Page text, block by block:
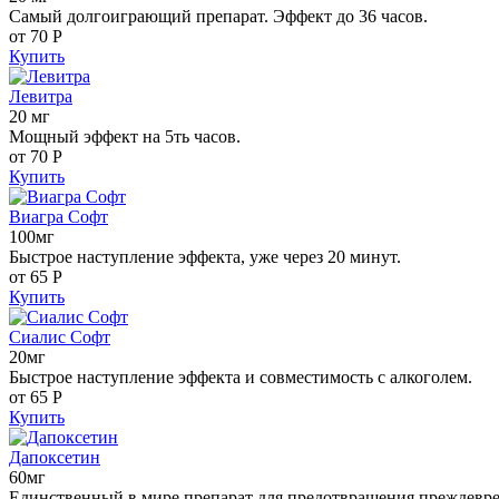
Самый долгоиграющий препарат. Эффект до 36 часов.
от 70 Р
Купить
Левитра
20 мг
Мощный эффект на 5ть часов.
от 70 Р
Купить
Виагра Софт
100мг
Быстрое наступление эффекта, уже через 20 минут.
от 65 Р
Купить
Сиалис Софт
20мг
Быстрое наступление эффекта и совместимость с алкоголем.
от 65 Р
Купить
Дапоксетин
60мг